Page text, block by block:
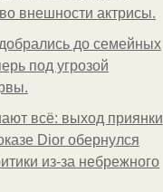
внешности актрисы.
до семейных
под угрозой
всё: выход приянки
Dior обернулся
из-за небрежного